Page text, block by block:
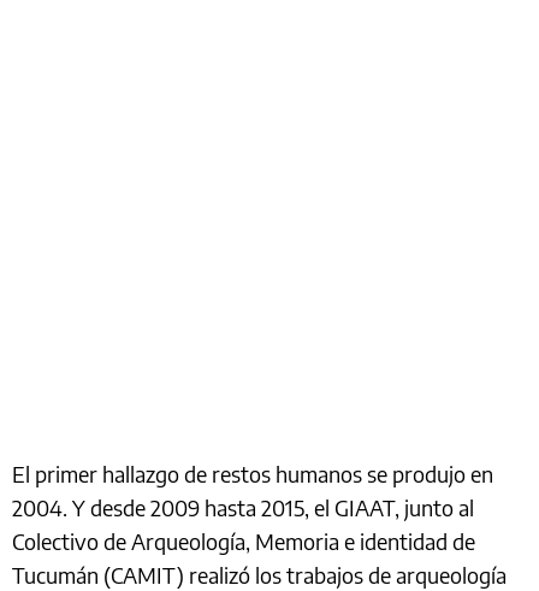
El primer hallazgo de restos humanos se produjo en
2004. Y desde 2009 hasta 2015, el GIAAT, junto al
Colectivo de Arqueología, Memoria e identidad de
Tucumán (CAMIT) realizó los trabajos de arqueología